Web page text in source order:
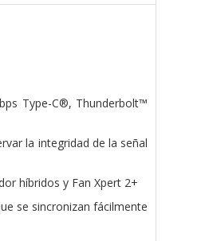
Type-C®, Thunderbolt™
la integridad de la señal
híbridos y Fan Xpert 2+
se sincronizan fácilmente